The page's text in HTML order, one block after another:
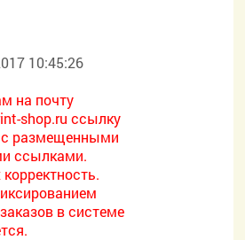
10:45:26
на почту
shop.ru ссылку
с размещенными
ссылками.
в системе